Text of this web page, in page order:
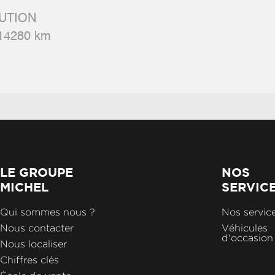
km
LE GROUPE
MICHEL
Qui sommes nous ?
Nous contacter
Nous localiser
Chiffres clés
NOS
Nos
Véhicules
d'occasion